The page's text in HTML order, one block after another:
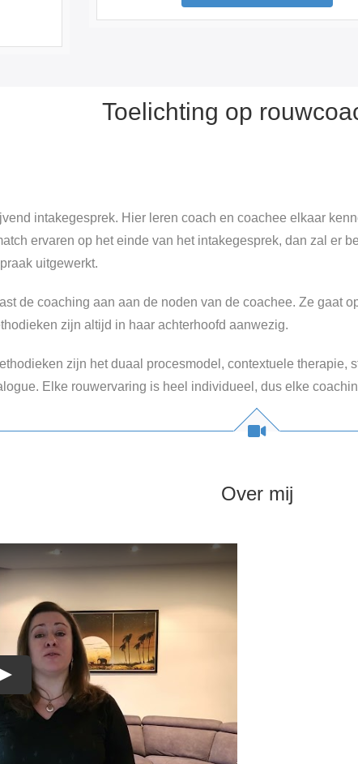
Toelichting op
intakegesprek. Hier leren coach en coachee elkaar
ervaren op het einde van het intakegesprek, dan zal er
uitgewerkt.
de coaching aan aan de noden van de coachee. Ze gaat
zijn altijd in haar achterhoofd aanwezig.
zijn het duaal procesmodel, contextuele
Elke rouwervaring is heel individueel, dus elke
Over mij